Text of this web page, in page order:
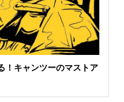
！キャンツーのマストア